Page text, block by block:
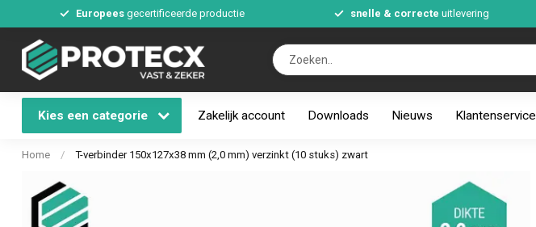
Europeesgecertificeerde productie snelle & correcte uitlevering
Kies een categorie Zakelijk account Downloads Nieuws Klantenservice
Home / T-verbinder 150x127x38 mm (2,0 mm) verzinkt (10 stuks) zwart